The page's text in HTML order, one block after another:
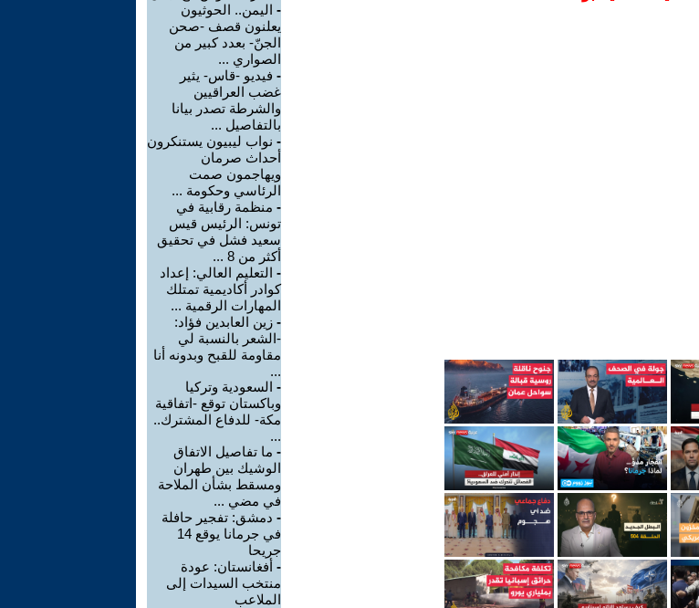
- اليمن.. الحوثيون
يعلنون قصف -صحن
الجنّ- بعدد كبير من
الصواري ...
- فيديو -قاس- يثير
غضب العراقيين
والشرطة تصدر بيانا
بالتفاصيل ...
- نواب ليبيون يستنكرون
أحداث صرمان
ويهاجمون صمت
الرئاسي وحكومة ...
- منظمة رقابية في
تونس: الرئيس قيس
سعيد فشل في تحقيق
أكثر من 8 ...
- التعليم العالي: إعداد
كوادر أكاديمية تمتلك
المهارات الرقمية ...
- زين العابدين فؤاد:
-الشعر بالنسبة لي
مقاومة للقبح وبدونه أنا
...
- السعودية وتركيا
وباكستان توقع -اتفاقية
مكة- للدفاع المشترك..
...
- ما تفاصيل الاتفاق
الوشيك بين طهران
ومسقط بشأن الملاحة
في مضي ...
- دمشق: تفجير حافلة
في جرمانا يوقع 14
جريحا
- أفغانستان: عودة
منتخب السيدات إلى
الملاعب